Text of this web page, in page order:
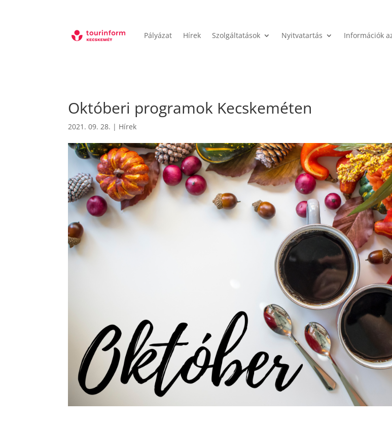
Pályázat Hírek Szolgáltatások Nyitvatartás Információk
Októberi programok Kecskeméten
2021. 09. 28. | Hírek